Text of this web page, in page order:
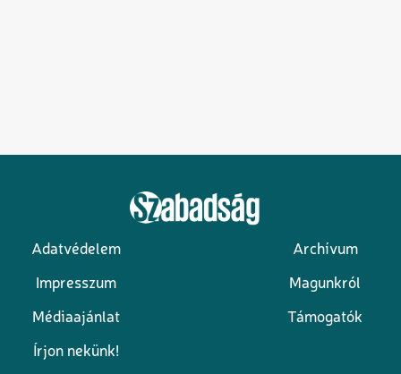
Lábléc
Adatvédelem Archívum
Impresszum Magunkról
Médiaajánlat Támogatók
Írjon nekünk!